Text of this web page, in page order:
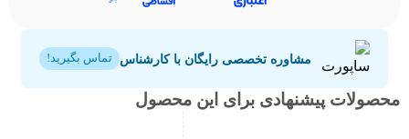
مشاوره تخصصی رایگان با کارشناس تماس بگیرید!
محصولات پیشنهادی برای این محصول